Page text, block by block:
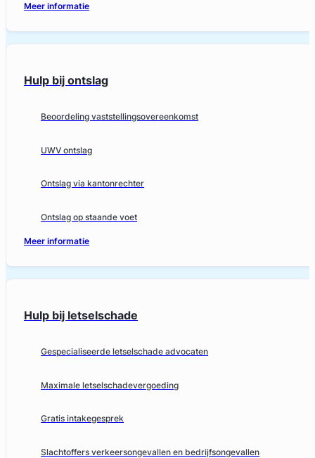
Meer informatie
Hulp bij ontslag
Beoordeling vaststellingsovereenkomst
UWV ontslag
Ontslag via kantonrechter
Ontslag op staande voet
Meer informatie
Hulp bij letselschade
Gespecialiseerde letselschade advocaten
Maximale letselschadevergoeding
Gratis intakegesprek
Slachtoffers verkeersongevallen en bedrijfsongevallen